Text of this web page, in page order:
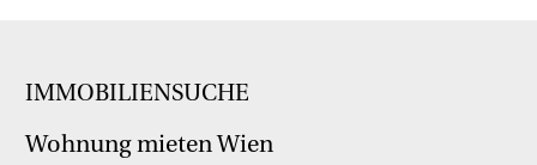
IMMOBILIENSUCHE
Wohnung mieten Wien